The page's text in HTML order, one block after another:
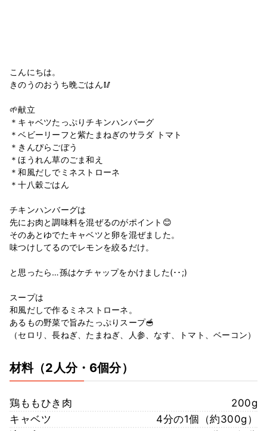
こんにちは。
きのうのおうち晩ごはん🥢
🌱献立
＊キャベツたっぷりチキンハンバーグ
＊ベビーリーフと紫たまねぎのサラダ トマト
＊きんぴらごぼう
＊ほうれん草のごま和え
＊和風だしでミネストローネ
＊十八穀ごはん
チキンハンバーグは
先にお肉と調味料を混ぜるのがポイント😊
そのあとゆでたキャベツと卵を混ぜました。
味つけしてるのでレモンを絞るだけ。
と思ったら…孫はケチャップをかけました(･･;)
スープは
和風だしで作るミネストローネ。
あるもの野菜で旨みたっぷりスープ🥣
（セロリ、長ねぎ、たまねぎ、人参、なす、トマト、ベーコン）
材料（2人分・6個分）
鶏ももひき肉
200g
キャベツ
4分の1個（約300g）